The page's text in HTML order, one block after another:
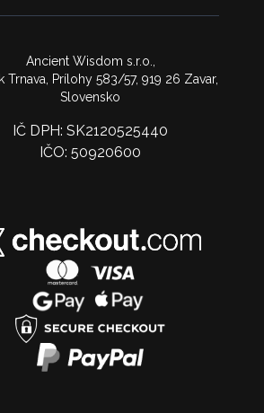
Ancient Wisdom s.r.o.,
Trnava, Prílohy 583/57, 919 26 Zavar,
Slovensko
IČ DPH: SK2120525440
IČO: 50920600